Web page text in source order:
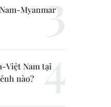
Myanmar
Việt Nam tại
nào?